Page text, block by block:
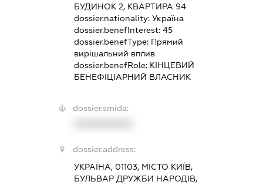
БУДИНОК 2, КВАРТИРА 94
dossier.nationality:Україна
dossier.benefInterest:45
dossier.benefType: Прямий
вирішальний вплив
dossier.benefRole: КІНЦЕВИЙ
БЕНЕФІЦІАРНИЙ ВЛАСНИК
dossier.smida:
dossier.address:
УКРАЇНА, 01103, МІСТО КИЇВ,
БУЛЬВАР ДРУЖБИ НАРОДІВ,